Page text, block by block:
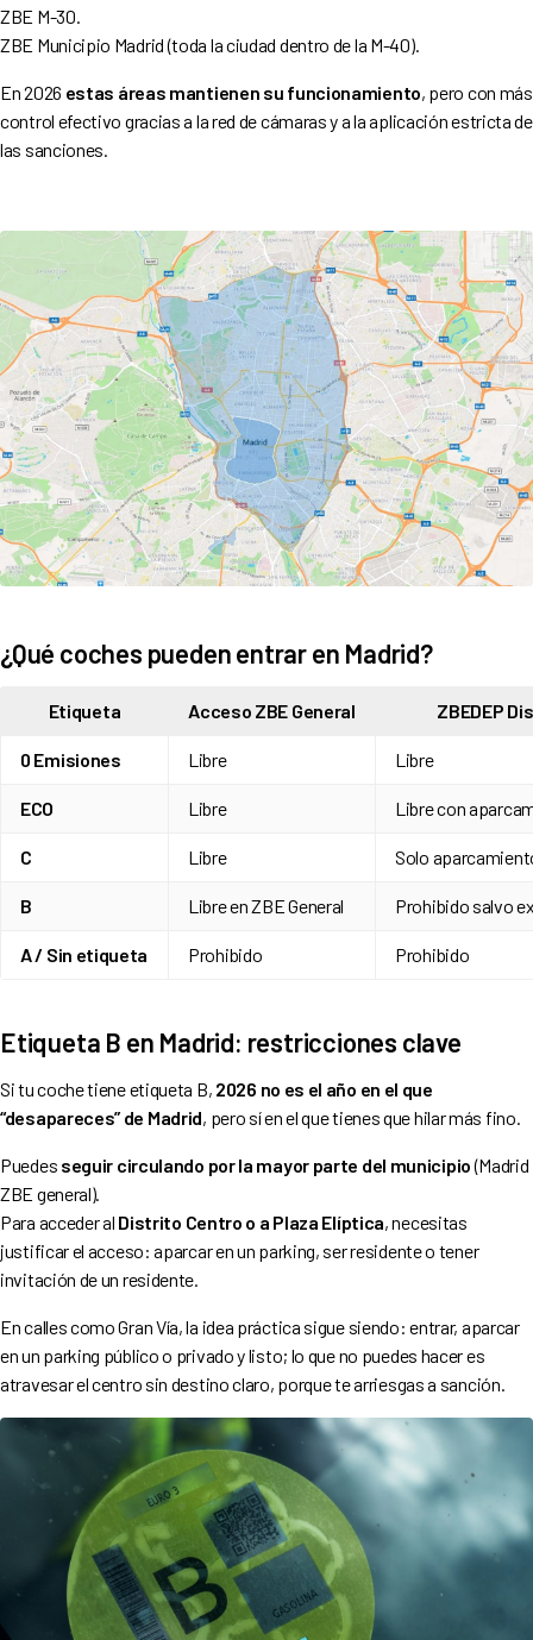
ZBE M-30.
ZBE Municipio Madrid (toda la ciudad dentro de la M-40).
En 2026 estas áreas mantienen su funcionamiento, pero con más
control efectivo gracias a la red de cámaras y a la aplicación estricta de
las sanciones.
¿Qué coches pueden entrar en Madrid?
Etiqueta Acceso ZBE General ZBEDEP
0 Emisiones Libre Libre
ECO Libre Libre con
C Libre Solo
B Libre en ZBE General Prohibido salvo
A / Sin etiqueta Prohibido Prohibido
Etiqueta B en Madrid: restricciones clave
Si tu coche tiene etiqueta B, 2026 no es el año en el que
“desapareces” de Madrid, pero sí en el que tienes que hilar más fino.
Puedes seguir circulando por la mayor parte del municipio(Madrid
ZBE general).
Para acceder al Distrito Centro o a Plaza Elíptica, necesitas
justificar el acceso: aparcar en un parking, ser residente o tener
invitación de un residente.
En calles como Gran Vía, la idea práctica sigue siendo: entrar, aparcar
en un parking público o privado y listo; lo que no puedes hacer es
atravesar el centro sin destino claro, porque te arriesgas a sanción.